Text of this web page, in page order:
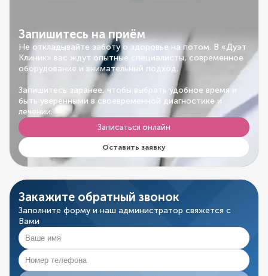
Запишитесь на приём
Не откладывайте заботу о здоровье на потом. В «Дуэт
Клиник» вас ждут опытные специалисты, современное
оборудование и внимательный подход.
Запишитесь заранее, чтобы выбрать удобное время и
быть уверенными в своевременной диагностике и
лечении.
Записаться онлайн
Оставить заявку
Закажите обратный звонок
Заполните форму и наш администратор свяжется с
Вами